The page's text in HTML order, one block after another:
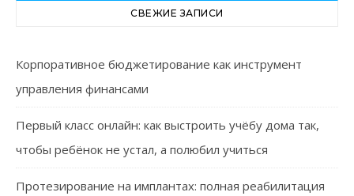
СВЕЖИЕ ЗАПИСИ
Корпоративное бюджетирование как инструмент
управления финансами
Первый класс онлайн: как выстроить учёбу дома так,
чтобы ребёнок не устал, а полюбил учиться
Протезирование на имплантах: полная реабилитация